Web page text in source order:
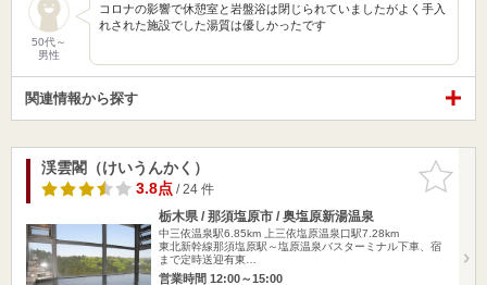
50代～
男性
コロナの影響で休憩室と岩盤浴は閉じられていましたがよく手入
れされた施設でした湯質は優しかったです
関連情報から探す
お気に入
りに追加
渓雲閣（けいうんかく）
3.8点/ 24 件
栃木県 / 那須塩原市 / 奥塩原新湯温泉
中三依温泉駅6.85km
上三依塩原温泉口駅7.28km
東北新幹線那須塩原駅～塩原温泉バスターミナル下車、宿
まで定時送迎有東…
営業時間 12:00～15:00